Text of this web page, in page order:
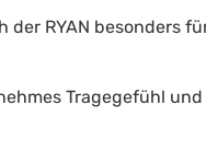
RYAN besonders
Tragegefühl